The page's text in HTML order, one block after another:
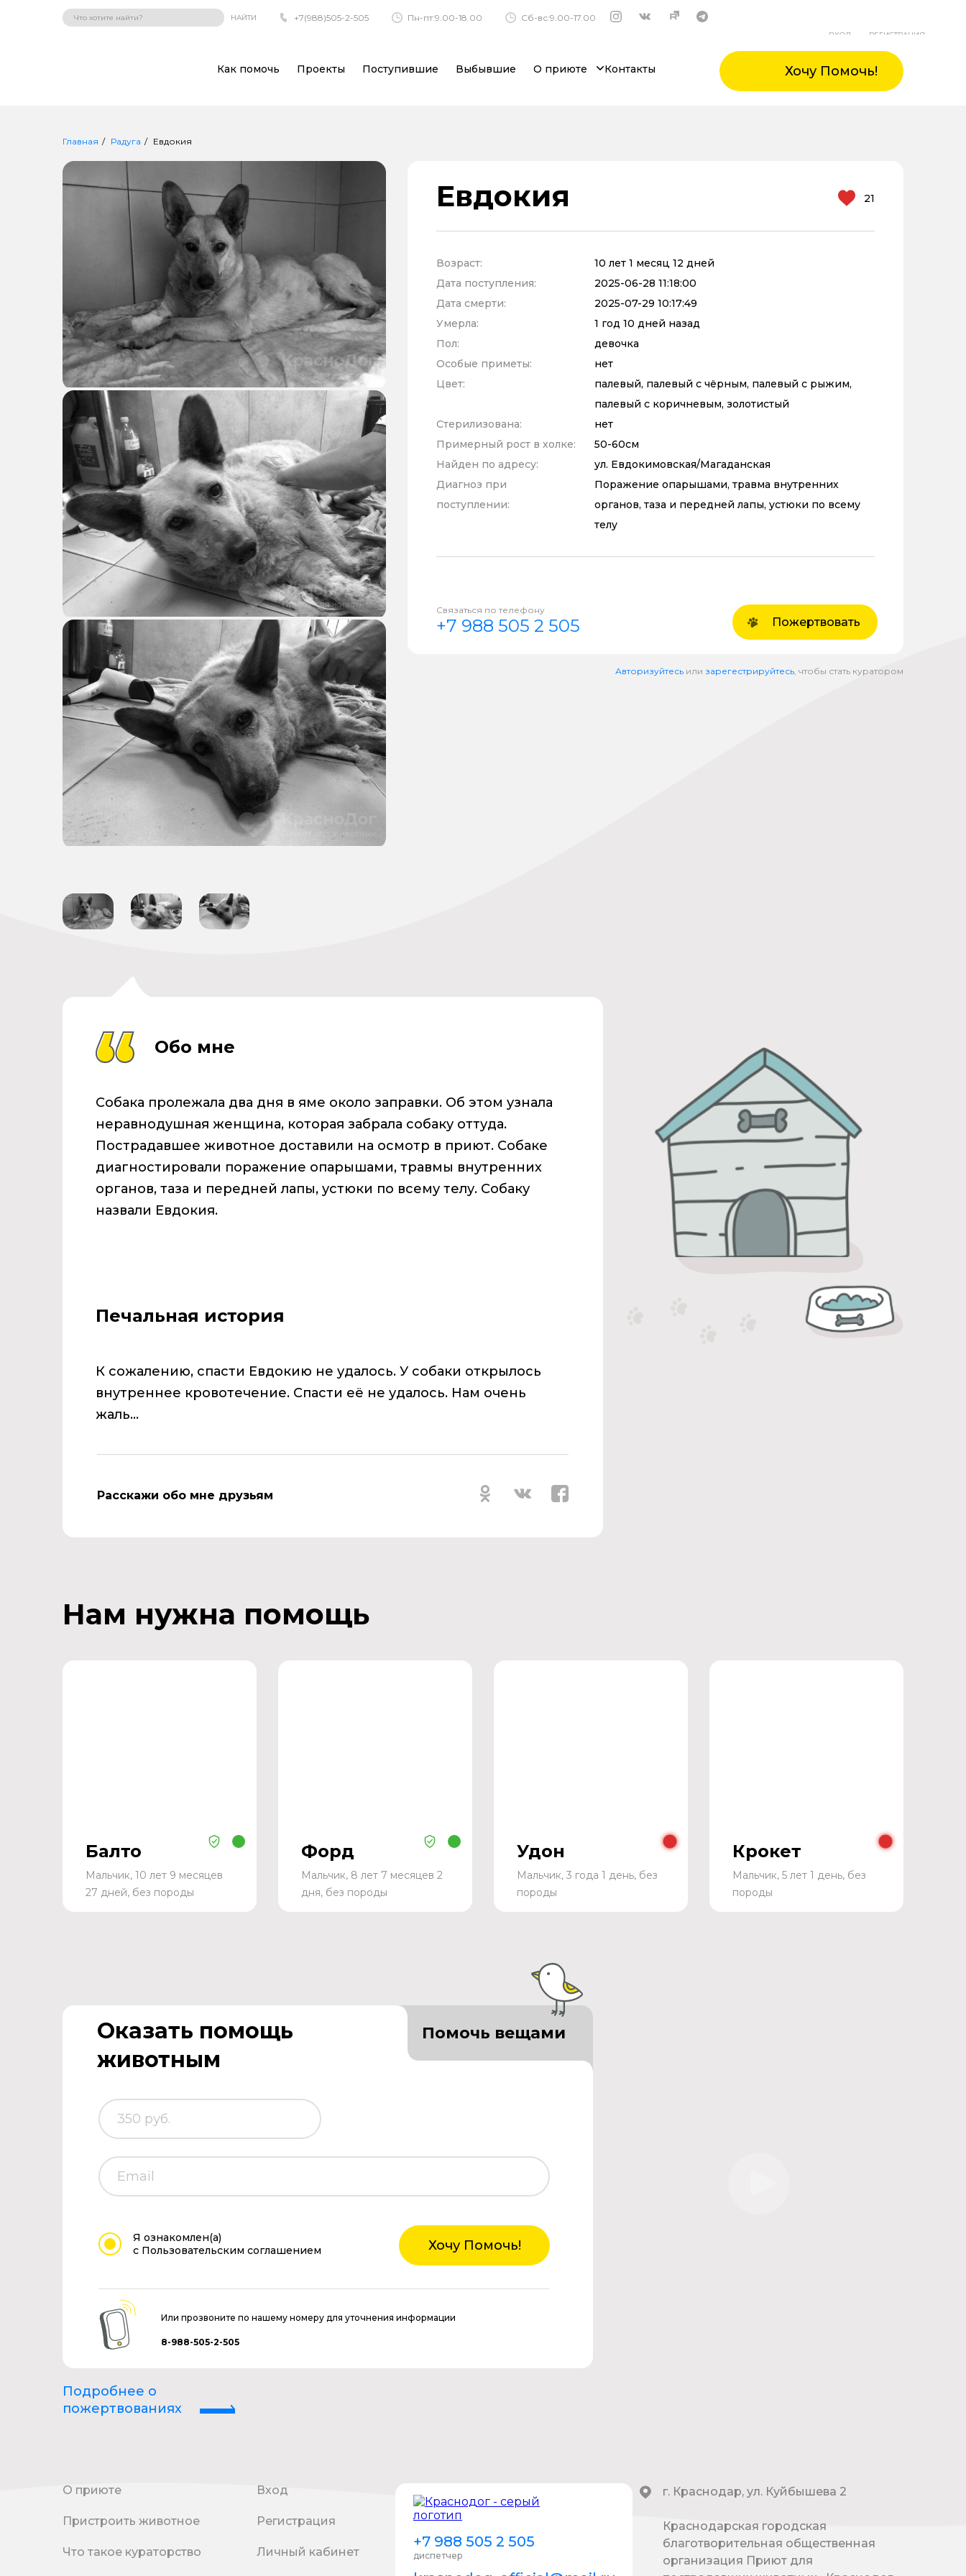
НАЙТИ +7(988)505-2-505 Пн-пт:9.00-18.00 Сб-вс:9.00-17.00
ВХОД РЕГИСТРАЦИЯ
Как помочь Проекты Поступившие Выбывшие О приюте Контакты Хочу Помочь!
Главная Радуга Евдокия
Евдокия 21
Возраст:
10 лет 1 месяц 12 дней
Дата поступления:
2025-06-28 11:18:00
Дата смерти:
2025-07-29 10:17:49
Умерла:
1 год 10 дней назад
Пол:
девочка
Особые приметы:
нет
Цвет:
палевый, палевый с чёрным, палевый с рыжим,
палевый с коричневым, золотистый
Стерилизована:
нет
Примерный рост в холке:
50-60см
Найден по адресу:
ул. Евдокимовская/Магаданская
Диагноз при
поступлении:
Поражение опарышами, травма внутренних
органов, таза и передней лапы, устюки по всему
телу
Связаться по телефону
+7 988 505 2 505 Пожертвовать
Авторизуйтесь или зарегестрируйтесь , чтобы стать куратором
Обо мне
Собака пролежала два дня в яме около заправки. Об этом узнала
неравнодушная женщина, которая забрала собаку оттуда.
Пострадавшее животное доставили на осмотр в приют. Собаке
диагностировали поражение опарышами, травмы внутренних
органов, таза и передней лапы, устюки по всему телу. Собаку
назвали Евдокия.
Печальная история
К сожалению, спасти Евдокию не удалось. У собаки открылось
внутреннее кровотечение. Спасти её не удалось. Нам очень
жаль...
Расскажи обо мне друзьям
Нам нужна помощь
Балто
Мальчик, 10 лет 9 месяцев
27 дней, без породы
Форд
Мальчик, 8 лет 7 месяцев 2
дня, без породы
Удон
Мальчик, 3 года 1 день, без
породы
Крокет
Мальчик, 5 лет 1 день, без
породы
Оказать помощь
животным
Помочь вещами
Я ознакомлен(а)
с Пользовательским соглашением
Хочу Помочь!
Или прозвоните по нашему номеру для уточнения информации
8-988-505-2-505
Подробнее о
пожертвованиях
О приюте
Пристроить животное
Что такое кураторство
Вход
Регистрация
Личный кабинет
+7 988 505 2 505
диспетчер
г. Краснодар, ул. Куйбышева 2
Краснодарская городская
благотворительная общественная
организация Приют для